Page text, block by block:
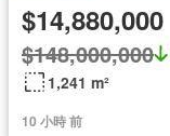
$14,880,000
$148,000,000
1,241 m²
10 小時 前